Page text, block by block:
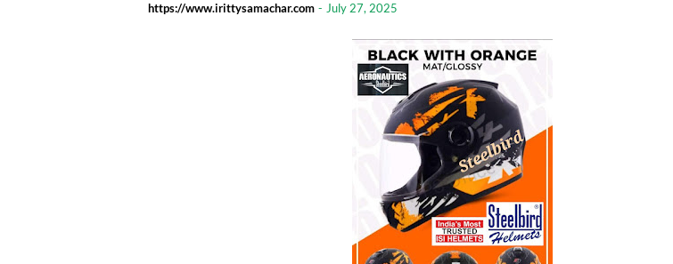
https://www.irittysamachar.com - July 27, 2025